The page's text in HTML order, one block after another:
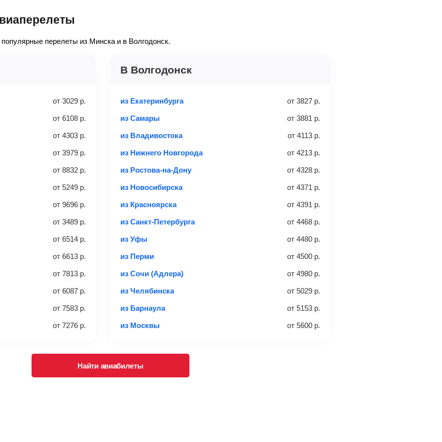
в салон самолета, не
40 см (высота)
отделение самолета.
3 места
Вес багажа
20-23 кг 40 кг
дополнительно оплачивать его в аэропорту.
внимательно проверять на официальном сайте продавца, включен ли багаж в стоимость.
и его габаритах
Для посадки потребуется только паспорт.
Найти билеты
здесь.
перелеты из Минска и в Волгодонск.
от 3029 р.
от 6108 р.
от 4303 р.
от 3979 р.
от 8832 р.
от 5249 р.
от 9696 р.
от 3489 р.
от 6514 р.
от 6613 р.
от 7813 р.
от 6087 р.
от 7583 р.
от 7276 р.
В Волгодонск
из Екатеринбурга от 3827 р.
из Самары от 3881 р.
из Владивостока от 4113 р.
из Нижнего Новгорода от 4213 р.
из Ростова-на-Дону от 4328 р.
из Новосибирска от 4371 р.
из Красноярска от 4391 р.
из Санкт-Петербурга от 4468 р.
из Уфы от 4480 р.
из Перми от 4500 р.
из Сочи (Адлера) от 4980 р.
из Челябинска от 5029 р.
из Барнаула от 5153 р.
из Москвы от 5600 р.
Найти авиабилеты